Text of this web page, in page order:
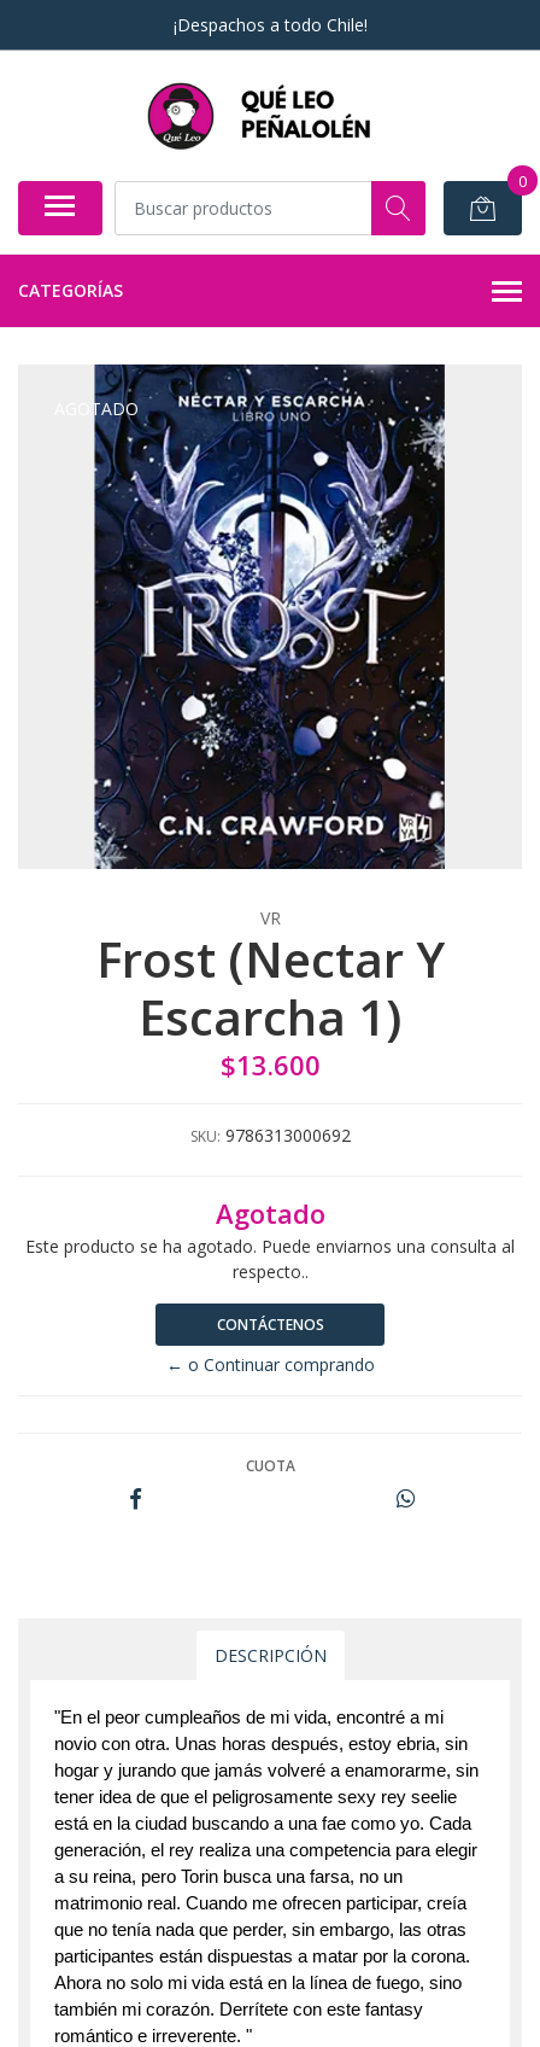
¡Despachos a todo Chile!
0
CATEGORÍAS
AGOTADO
VR
Frost (Nectar Y
Escarcha 1)
$13.600
SKU: 9786313000692
Agotado
Este producto se ha agotado. Puede enviarnos una consulta al
respecto..
CONTÁCTENOS
← o Continuar comprando
CUOTA
DESCRIPCIÓN
"En el peor cumpleaños de mi vida, encontré a mi
novio con otra. Unas horas después, estoy ebria, sin
hogar y jurando que jamás volveré a enamorarme, sin
tener idea de que el peligrosamente sexy rey seelie
está en la ciudad buscando a una fae como yo. Cada
generación, el rey realiza una competencia para elegir
a su reina, pero Torin busca una farsa, no un
matrimonio real. Cuando me ofrecen participar, creía
que no tenía nada que perder, sin embargo, las otras
participantes están dispuestas a matar por la corona.
Ahora no solo mi vida está en la línea de fuego, sino
también mi corazón. Derrítete con este fantasy
romántico e irreverente. "